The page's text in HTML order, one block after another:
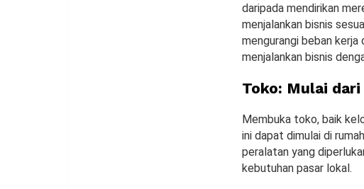
daripada mendirikan
menjalankan bisnis
mengurangi beban kerja
menjalankan bisnis
Toko: Mulai
Membuka toko, baik
ini dapat dimulai di
peralatan yang
kebutuhan pasar lokal.